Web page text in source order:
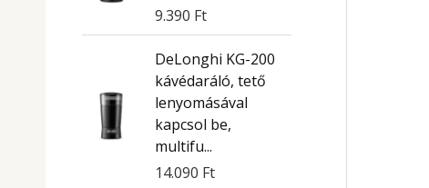
9.390 Ft
DeLonghi KG-200
kávédaráló, tető
lenyomásával
kapcsol be,
multifu...
14.090 Ft